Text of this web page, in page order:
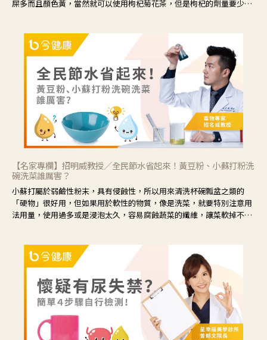
屎多而且顏色黃，當然就可以使用枸杞菊花茶，但是枸杞的劑量要少，
候就要使用菊花、金銀花來治療；假如單純的眼睛乾澀，結膜沒有紅，
眼睛周圍沒有眼屎，這種情況是屬於「陰虛」，就可以使用枸杞、蓮
藕、麥門冬、山藥等比較滋潤的藥材，效果就更顯著。
【名家專欄】招明威教授／全民節水省起來！黃豆粉、小蘇打粉洗
碗洗菜誰厲害？
小蘇打屬於弱鹼性粉末，具有侵蝕性，所以用來清洗杯碗瓢盆之類的
「硬物」很好用，但如果用於軟性的物質，像是洗菜，就要特別注意用
法用量，使用過多或是浸泡太久，容易腐蝕蔬菜的纖維，讓菜軟掉不清